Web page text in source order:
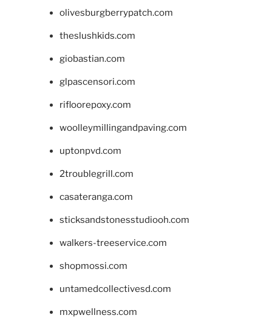
olivesburgberrypatch.com
theslushkids.com
giobastian.com
glpascensori.com
rifloorepoxy.com
woolleymillingandpaving.com
uptonpvd.com
2troublegrill.com
casateranga.com
sticksandstonesstudiooh.com
walkers-treeservice.com
shopmossi.com
untamedcollectivesd.com
mxpwellness.com